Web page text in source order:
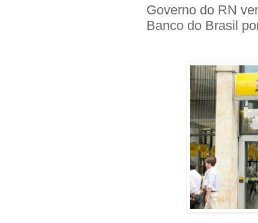
Governo do RN
Banco do Brasil